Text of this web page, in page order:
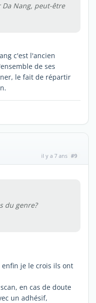
Nang, peut-être
c'est l'ancien
de ses
le fait de répartir
il y a 7 ans #9
du genre?
je le crois ils ont
en cas de doute
un adhésif,